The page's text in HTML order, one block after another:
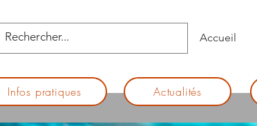
Accueil
Infos pratiques Actualités